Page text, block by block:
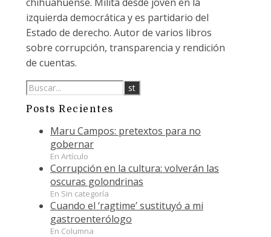
izquierda democrática y es partidario del
Estado de derecho. Autor de varios libros
sobre corrupción, transparencia y rendición
de cuentas.
Posts Recientes
Maru Campos: pretextos para no
gobernar
En Artículo
Corrupción en la cultura: volverán las
oscuras golondrinas
En Sin categoría
Cuando el ‘ragtime’ sustituyó a mi
gastroenterólogo
En Columna